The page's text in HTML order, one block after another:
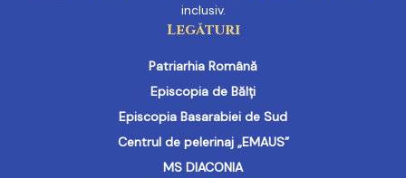
inclusiv.
Legături
Patriarhia Română
Episcopia de Bălți
Episcopia Basarabiei de Sud
Centrul de pelerinaj „EMAUS”
MS DIACONIA